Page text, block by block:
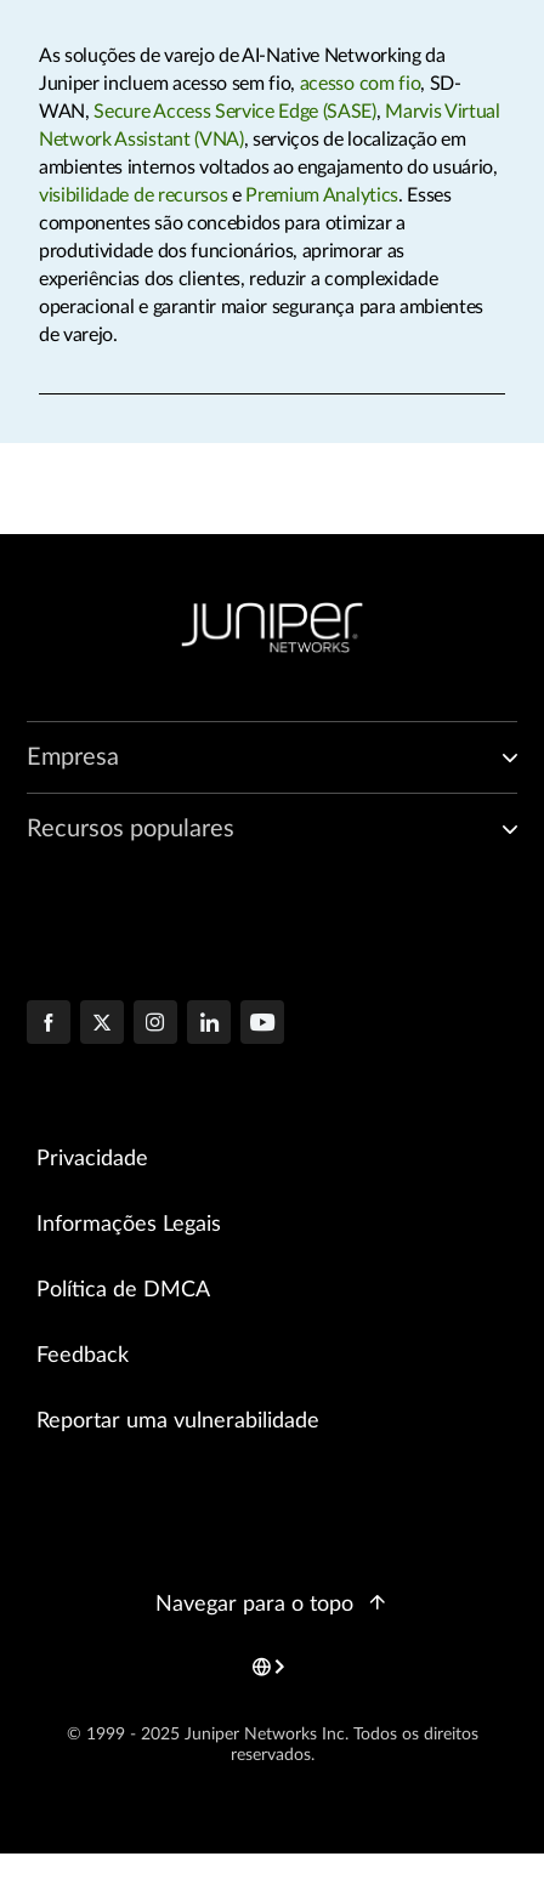
As soluções de varejo de AI-Native Networking da
Juniper incluem acesso sem fio, acesso com fio, SD-
WAN,Secure Access Service Edge (SASE), Marvis Virtual
Network Assistant (VNA), serviços de localização em
ambientes internos voltados ao engajamento do usuário,
visibilidade de recursose Premium Analytics. Esses
componentes são concebidos para otimizar a
produtividade dos funcionários, aprimorar as
experiências dos clientes, reduzir a complexidade
operacional e garantir maior segurança para ambientes
de varejo.
Empresa
Recursos populares
Privacidade
Informações Legais
Política de DMCA
Feedback
Reportar uma vulnerabilidade
© 1999 - 2025 Juniper Networks Inc. Todos os direitos
reservados.
Navegar para o topo